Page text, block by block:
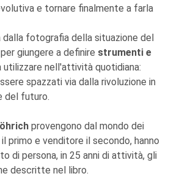
e tornare finalmente a farla
dalla fotografia della situazione del
giungere a definire strumenti e
utilizzare nell'attività quotidiana:
spazzati via dalla rivoluzione in
del futuro.
provengono dal mondo dei
primo e venditore il secondo, hanno
di persona, in 25 anni di attività, gli
descritte nel libro.